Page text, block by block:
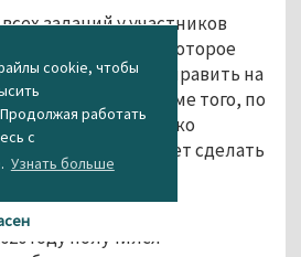
cookie, чтобы
работать
с
Узнать больше
заданий у участников
словосочетание, которое
Его нужно отправить на
Кроме того, по
несколько
с ними нужно будет сделать
с ключевым
году получился